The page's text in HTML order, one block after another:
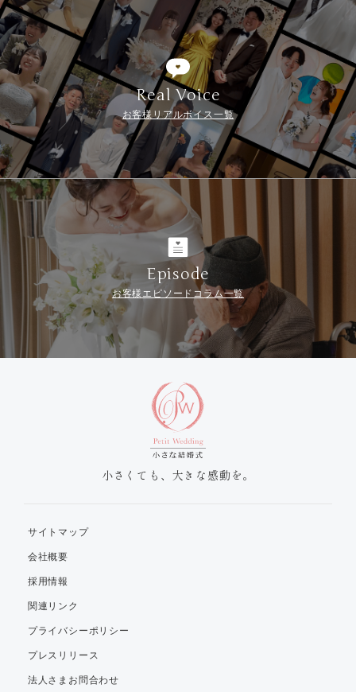
Real Voice
お客様リアルボイス一覧
Episode
お客様エピソードコラム一覧
小さくても、大きな感動を。
サイトマップ
会社概要
採用情報
関連リンク
プライバシーポリシー
プレスリリース
法人さまお問合わせ